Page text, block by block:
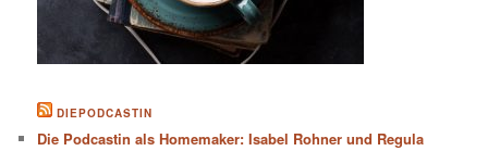
DIEPODCASTIN
Die Podcastin als Homemaker: Isabel Rohner und Regula